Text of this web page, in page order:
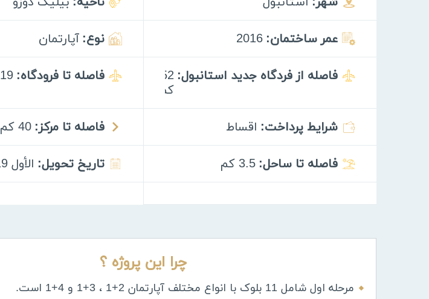
عمر ساختمان: 2016 نوع: آپارتمان
فاصله از فردگاه جدید استانبول: 52
كم
فاصله تا فرودگاه: 19 كم
شرایط پرداخت: اقساط فاصله تا مرکز: 40 كم
فاصله تا ساحل: 3.5 كم تاریخ تحویل: الأول 2019
چرا این پروژه ؟
مرحله اول شامل 11 بلوک با انواع مختلف آپارتمان 2+1 ، 3+1 و 4+1 است.